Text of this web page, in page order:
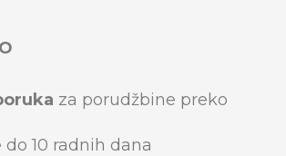
za porudžbine preko
do 10 radnih dana